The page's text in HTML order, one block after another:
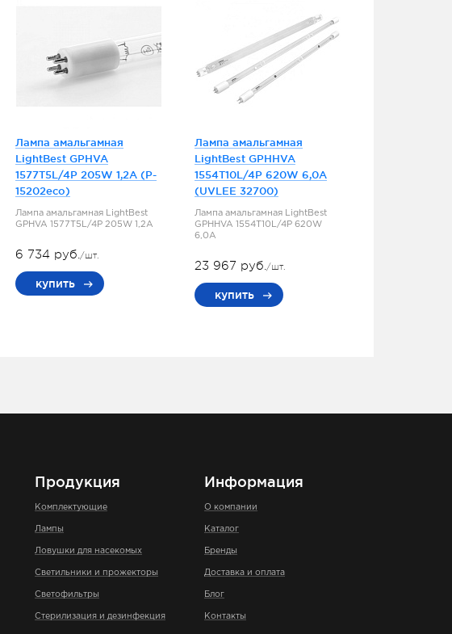
Лампа амальгамная
LightBest GPHVA
1577T5L/4P 205W 1,2A (P-
15202eco)
Лампа амальгамная LightBest
GPHVA 1577T5L/4P 205W 1,2A
6 734 руб./шт.
купить
Лампа амальгамная
LightBest GPHHVA
1554T10L/4P 620W 6,0A
(UVLEE 32700)
Лампа амальгамная LightBest
GPHHVA 1554T10L/4P 620W
6,0A
23 967 руб./шт.
купить
Продукция
Комплектующие
Лампы
Ловушки для насекомых
Светильники и прожекторы
Светофильтры
Стерилизация и дезинфекция
Информация
О компании
Каталог
Бренды
Доставка и оплата
Блог
Контакты